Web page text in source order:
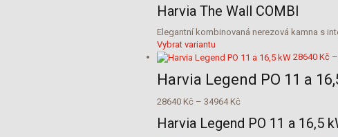
lze
vybrat
na
produktu
21560 Kč
až
22860 Kč
Harvia The Wall COMBI
Elegantní kombinovaná nerezová kamna s
Vybrat variantu
produkt
více
Možnosti
lze
vybrat
28640 Kč –
Harvia Legend PO 11 a
28640 Kč – 34964 Kč
28640 Kč
Harvia Legend PO 11 a 16,5